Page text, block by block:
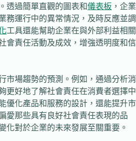
透過簡單直觀的圖表和儀表板 ，企業
務運行中的異常情況，及時反應並調
工具還能幫助企業在與外部利益相關
會責任活動及成效，增強透明度和信
市場趨勢的預測。例如，通過分析消
更好地了解社會責任在消費者選擇中
優化產品和服務的設計，還能提升市
愛那些具有良好社會責任表現的品
化對於企業的未來發展至關重要。